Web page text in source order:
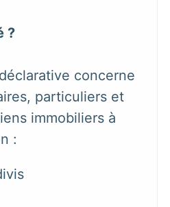
?
concerne
particuliers et
immobiliers à
: